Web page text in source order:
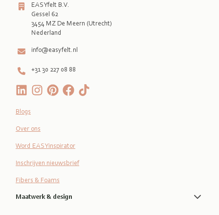
EASYfelt B.V.
Gessel 62
3454 MZ De Meern (Utrecht)
Nederland
info@easyfelt.nl
+31 30 227 08 88
Blogs
Over ons
Word EASYinspirator
Inschrijven nieuwsbrief
Fibers & Foams
Maatwerk & design